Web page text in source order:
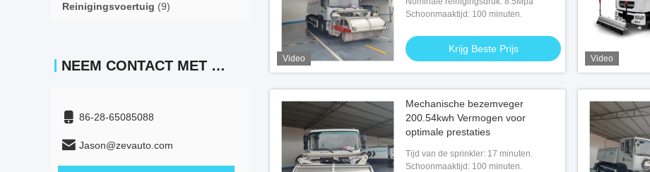
Reinigingsvoertuig (9)
NEEM CONTACT MET ONS OP
86-28-65085088
Jason@zevauto.com
Video
Schoonmaaktijd: 100 minuten.
Krijg Beste Prijs
Video
Mechanische bezemveger
200.54kwh Vermogen voor
optimale prestaties
Tijd van de sprinkler: 17 minuten.
Schoonmaaktijd: 100 minuten.